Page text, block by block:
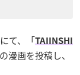
て、「TAIINSHI
漫画を投稿し、